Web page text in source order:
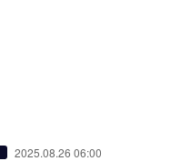
2025.08.26 06:00